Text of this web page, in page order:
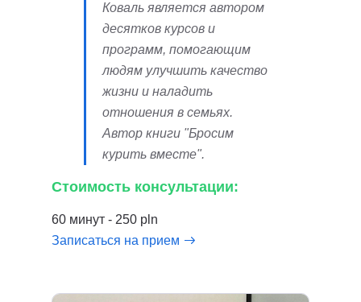
Коваль является автором
десятков курсов и
программ, помогающим
людям улучшить качество
жизни и наладить
отношения в семьях.
Автор книги "Бросим
курить вместе".
Стоимость консультации:
60 минут - 250 pln
Записаться на прием